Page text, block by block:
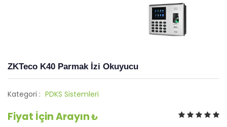
ZKTeco K40 Parmak İzi Okuyucu
Kategori : PDKS Sistemleri
Fiyat İçin Arayın₺